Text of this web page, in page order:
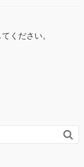
てください。
